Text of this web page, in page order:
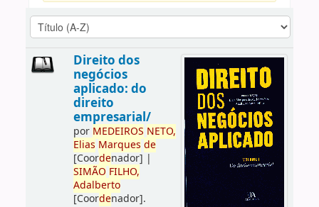
Direito dos
negócios
aplicado: do
direito
empresarial/
por MEDEIROS NETO,
Elias Marques de
[Coordenador] |
SIMÃO FILHO,
Adalberto
[Coordenador].